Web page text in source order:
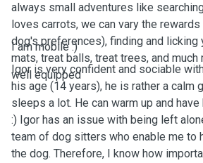
always small adventures like
loves carrots, we can vary the
dog's preferences), finding and licking
mats, treat balls, treat trees, and much
well equipped
I am mobile :)
Igor is very confident and sociable
his age (14 years), he is rather a calm
sleeps a lot. He can warm up and
:) Igor has an issue with being left
team of dog sitters who enable me to
the dog. Therefore, I know how